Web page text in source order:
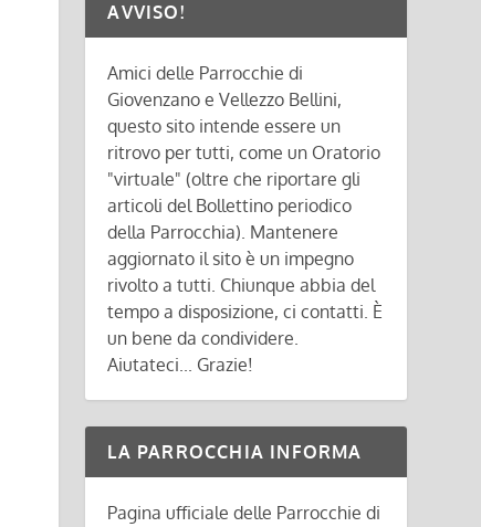
AVVISO!
Amici delle Parrocchie di
Giovenzano e Vellezzo Bellini,
questo sito intende essere un
ritrovo per tutti, come un Oratorio
"virtuale" (oltre che riportare gli
articoli del Bollettino periodico
della Parrocchia). Mantenere
aggiornato il sito è un impegno
rivolto a tutti. Chiunque abbia del
tempo a disposizione, ci contatti. È
un bene da condividere.
Aiutateci... Grazie!
LA PARROCCHIA INFORMA
Pagina ufficiale delle Parrocchie di